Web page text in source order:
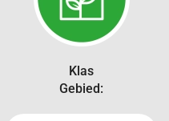
Klas
Gebied: